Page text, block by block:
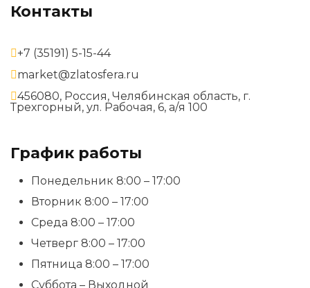
Контакты
+7 (35191) 5-15-44
market@zlatosfera.ru
456080, Россия, Челябинская область, г.
Трехгорный, ул. Рабочая, 6, а/я 100
График работы
Понедельник 8:00 – 17:00
Вторник 8:00 – 17:00
Среда 8:00 – 17:00
Четверг 8:00 – 17:00
Пятница 8:00 – 17:00
Суббота – Выходной